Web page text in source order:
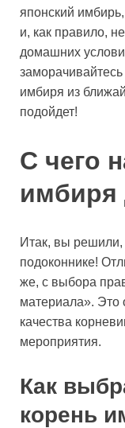
японский
и, как правило,
домашних
имбиря из
подойдет!
С чего
имбиря
Итак, вы
подоконнике!
же, с выбора
материала». Это
качества
мероприятия.
Как
корень